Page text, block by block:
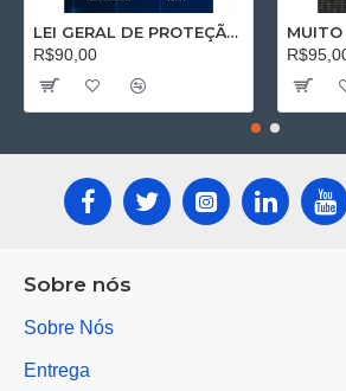
LEI GERAL DE PROTEÇÃO DE DADOS PESSOAIS: Impactos na seara trabalhista
R$90,00
Sobre nós
Sobre Nós
Entrega